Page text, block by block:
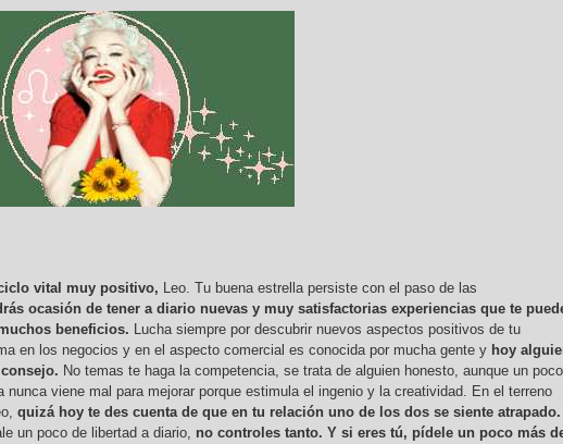
vital muy positivo, Leo. Tu buena estrella persiste con el paso de las
ocasión de tener a diario nuevas y muy satisfactorias experiencias que te
beneficios. Lucha siempre por descubrir nuevos aspectos positivos de tu
en los negocios y en el aspecto comercial es conocida por mucha gente y hoy
No temas te haga la competencia, se trata de alguien honesto, aunque un poco
nunca viene mal para mejorar porque estimula el ingenio y la creatividad. En el terreno
quizá hoy te des cuenta de que en tu relación uno de los dos se siente atrapado.
un poco de libertad a diario, no controles tanto. Y si eres tú, pídele un poco más